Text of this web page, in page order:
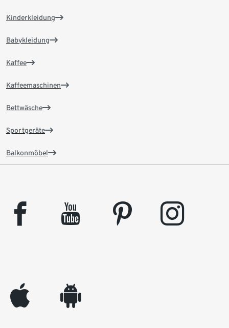
Kinderkleidung
Babykleidung
Kaffee
Kaffeemaschinen
Bettwäsche
Sportgeräte
Balkonmöbel
facebook youtube pinterest instagram
appleinc android